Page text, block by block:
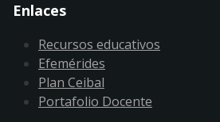
Enlaces
Recursos educativos
Efemérides
Plan Ceibal
Portafolio Docente